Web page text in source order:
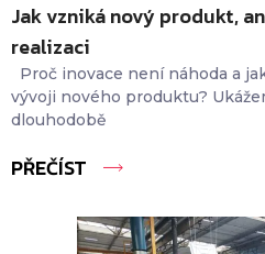
Jak vzniká nový produkt,
realizaci
Proč inovace není náhoda a
vývoji nového produktu?
dlouhodobě
PŘEČÍST